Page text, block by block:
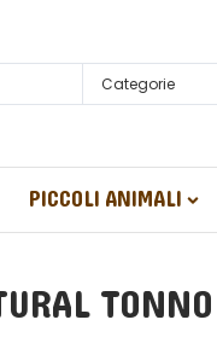
Categorie
PICCOLI ANIMALI